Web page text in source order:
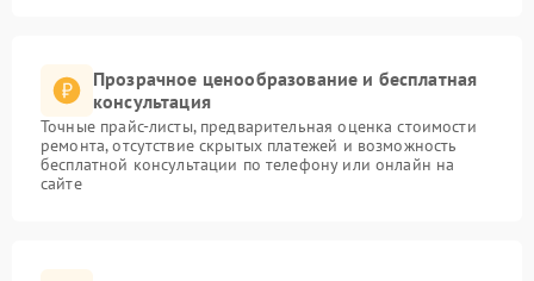
Прозрачное ценообразование и бесплатная
консультация
Точные прайс-листы, предварительная оценка стоимости
ремонта, отсутствие скрытых платежей и возможность
бесплатной консультации по телефону или онлайн на
сайте